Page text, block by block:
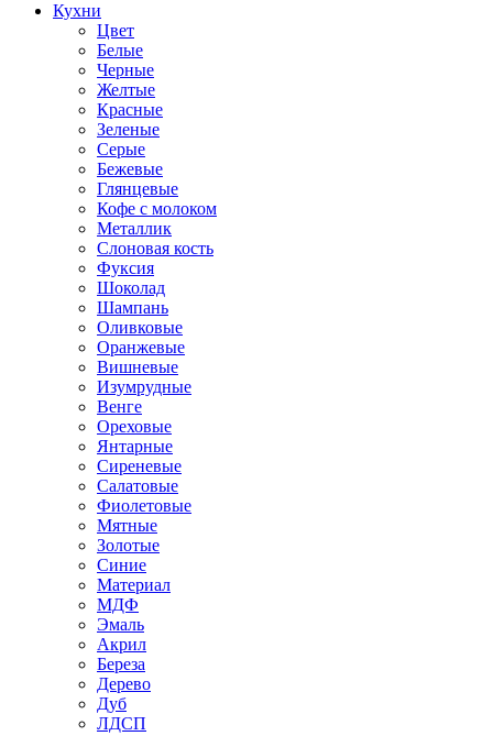
Кухни
Цвет
Белые
Черные
Желтые
Красные
Зеленые
Серые
Бежевые
Глянцевые
Кофе с молоком
Металлик
Слоновая кость
Фуксия
Шоколад
Шампань
Оливковые
Оранжевые
Вишневые
Изумрудные
Венге
Ореховые
Янтарные
Сиреневые
Салатовые
Фиолетовые
Мятные
Золотые
Синие
Материал
МДФ
Эмаль
Акрил
Береза
Дерево
Дуб
ЛДСП